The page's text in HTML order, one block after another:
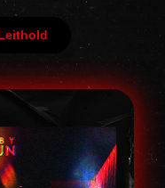
Leithold